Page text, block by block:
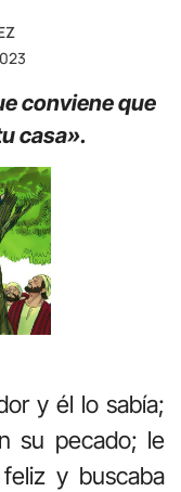
conviene que
casa».
y él lo sabía;
su pecado; le
y buscaba